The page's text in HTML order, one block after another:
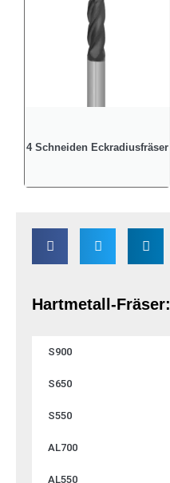
4 Schneiden Eckradiusfräser
Hartmetall-Fräser:
S900
S650
S550
AL700
AL550